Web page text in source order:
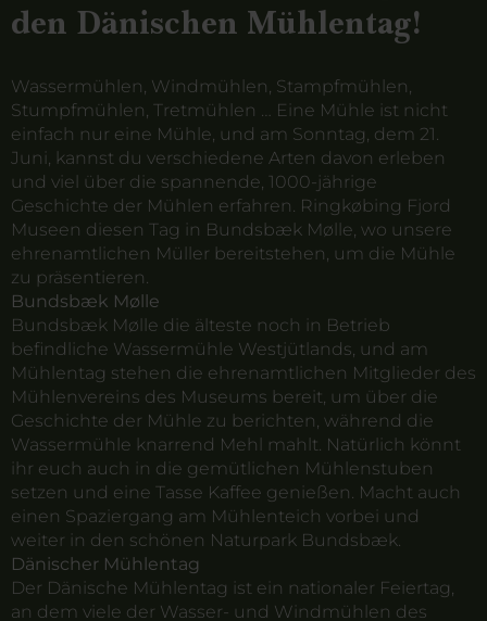
den Dänischen Mühlentag!
Wassermühlen, Windmühlen, Stampfmühlen,
Stumpfmühlen, Tretmühlen … Eine Mühle ist nicht
einfach nur eine Mühle, und am Sonntag, dem 21.
Juni, kannst du verschiedene Arten davon erleben
und viel über die spannende, 1000-jährige
Geschichte der Mühlen erfahren. Ringkøbing Fjord
Museen diesen Tag in Bundsbæk Mølle, wo unsere
ehrenamtlichen Müller bereitstehen, um die Mühle
zu präsentieren.
Bundsbæk Mølle
Bundsbæk Mølle die älteste noch in Betrieb
befindliche Wassermühle Westjütlands, und am
Mühlentag stehen die ehrenamtlichen Mitglieder des
Mühlenvereins des Museums bereit, um über die
Geschichte der Mühle zu berichten, während die
Wassermühle knarrend Mehl mahlt. Natürlich könnt
ihr euch auch in die gemütlichen Mühlenstuben
setzen und eine Tasse Kaffee genießen. Macht auch
einen Spaziergang am Mühlenteich vorbei und
weiter in den schönen Naturpark Bundsbæk.
Dänischer Mühlentag
Der Dänische Mühlentag ist ein nationaler Feiertag,
an dem viele der Wasser- und Windmühlen des